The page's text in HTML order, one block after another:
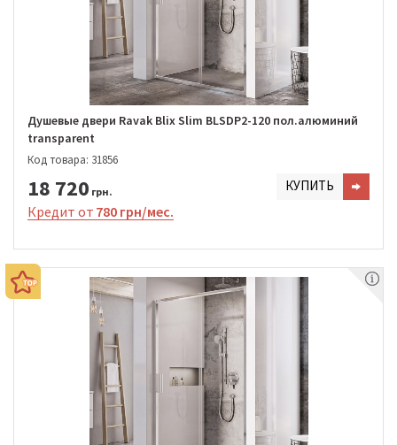
Душевые двери Ravak Blix Slim BLSDP2-120 пол.алюминий
transparent
Код товара: 31856
18 720 грн. КУПИТЬ
Кредит от 780 грн/мес.